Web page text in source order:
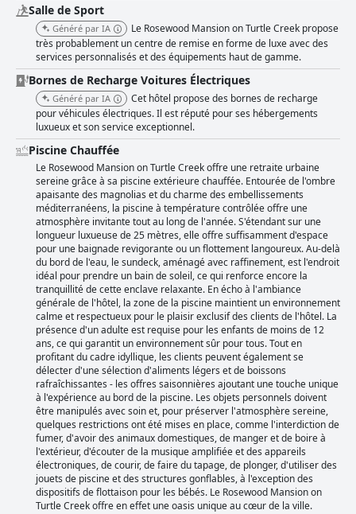
Salle de Sport
Généré par IA
Le Rosewood Mansion on Turtle Creek propose
très probablement un centre de remise en forme de luxe avec des
services personnalisés et des équipements haut de gamme.
Bornes de Recharge Voitures Électriques
Généré par IA
Cet hôtel propose des bornes de recharge
pour véhicules électriques. Il est réputé pour ses hébergements
luxueux et son service exceptionnel.
Piscine Chauffée
Le Rosewood Mansion on Turtle Creek offre une retraite urbaine
sereine grâce à sa piscine extérieure chauffée. Entourée de l'ombre
apaisante des magnolias et du charme des embellissements
méditerranéens, la piscine à température contrôlée offre une
atmosphère invitante tout au long de l'année. S'étendant sur une
longueur luxueuse de 25 mètres, elle offre suffisamment d'espace
pour une baignade revigorante ou un flottement langoureux. Au-delà
du bord de l'eau, le sundeck, aménagé avec raffinement, est l'endroit
idéal pour prendre un bain de soleil, ce qui renforce encore la
tranquillité de cette enclave relaxante. En écho à l'ambiance
générale de l'hôtel, la zone de la piscine maintient un environnement
calme et respectueux pour le plaisir exclusif des clients de l'hôtel. La
présence d'un adulte est requise pour les enfants de moins de 12
ans, ce qui garantit un environnement sûr pour tous. Tout en
profitant du cadre idyllique, les clients peuvent également se
délecter d'une sélection d'aliments légers et de boissons
rafraîchissantes - les offres saisonnières ajoutant une touche unique
à l'expérience au bord de la piscine. Les objets personnels doivent
être manipulés avec soin et, pour préserver l'atmosphère sereine,
quelques restrictions ont été mises en place, comme l'interdiction de
fumer, d'avoir des animaux domestiques, de manger et de boire à
l'extérieur, d'écouter de la musique amplifiée et des appareils
électroniques, de courir, de faire du tapage, de plonger, d'utiliser des
jouets de piscine et des structures gonflables, à l'exception des
dispositifs de flottaison pour les bébés. Le Rosewood Mansion on
Turtle Creek offre en effet une oasis unique au cœur de la ville.